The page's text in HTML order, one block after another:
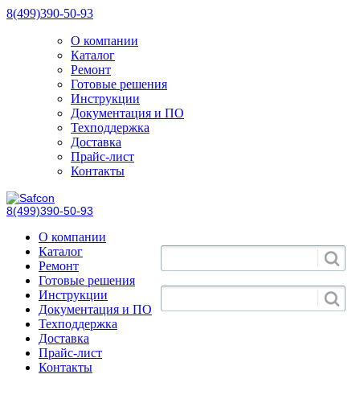
8(499)390-50-93
О компании
Каталог
Ремонт
Готовые решения
Инструкции
Документация и ПО
Техподдержка
Доставка
Прайс-лист
Контакты
8(499)390-50-93
О компании
Каталог
Ремонт
Готовые решения
Инструкции
Документация и ПО
Техподдержка
Доставка
Прайс-лист
Контакты